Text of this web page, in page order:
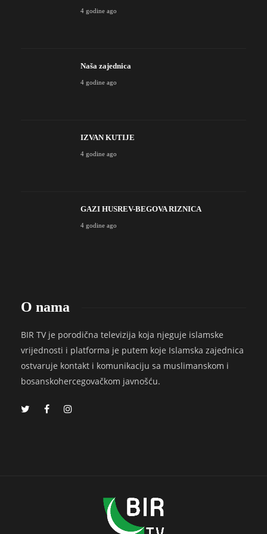
4 godine ago
Naša zajednica
4 godine ago
IZVAN KUTIJE
4 godine ago
GAZI HUSREV-BEGOVA RIZNICA
4 godine ago
O nama
BIR TV je porodična televizija koja njeguje islamske
vrijednosti i platforma je putem koje Islamska zajednica
ostvaruje kontakt i komunikaciju sa muslimanskom i
bosanskohercegovačkom javnošću.